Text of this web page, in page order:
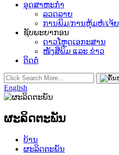
ອຸດສາຫະກຳ
ລວດລາຍ
ການພິມ/ການຫຸ້ມຫໍ່/ເຈ້ຍ
ຊັບພະຍາກອນ
ດາວໂຫຼດເອກະສານ
ໜັງສືພິມ ແລະ ຂ່າວ
ຕິດຕໍ່
English
ຜະລິດຕະພັນ
ບ້ານ
ຜະລິດຕະພັນ